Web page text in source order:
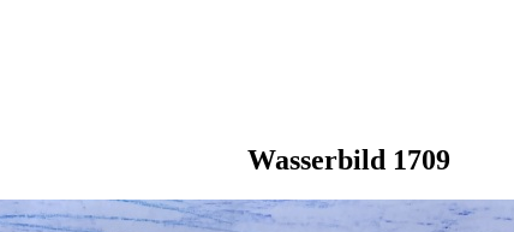
Wasserbild 1709